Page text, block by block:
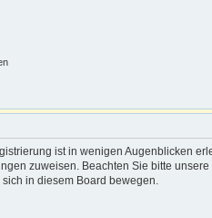
ist in wenigen Augenblicken
zuweisen. Beachten Sie bitte
in diesem Board bewegen.